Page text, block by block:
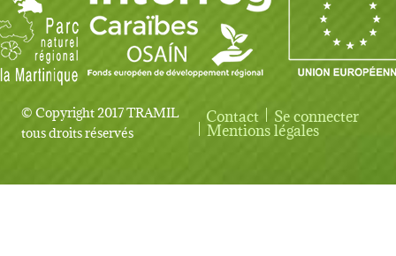
© Copyright 2017 TRAMIL
tous droits réservés
User account menu
Contact Se connecter
Mentions légales